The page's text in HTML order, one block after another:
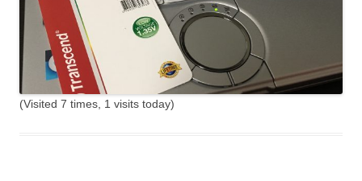
(Visited 7 times, 1 visits today)